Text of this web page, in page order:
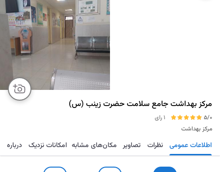
مرکز بهداشت جامع سلامت حضرت زینب (س)
5/0
1 رای
مرکز بهداشت
مسیریابی ذخیره ارسال اطلاعات عمومی نظرات تصاویر مکان‌های مشابه امکانات نزدیک درباره